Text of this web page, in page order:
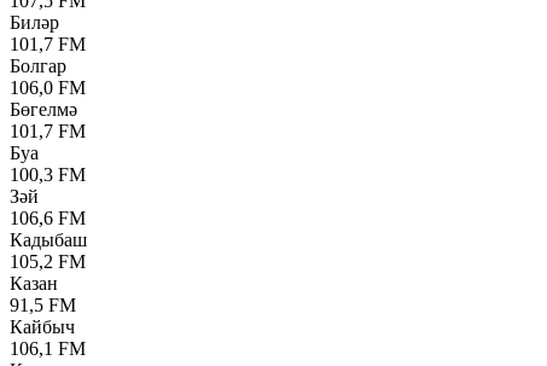
Биләр
101,7 FM
Болгар
106,0 FM
Бөгелмә
101,7 FM
Буа
100,3 FM
Зәй
106,6 FM
Кадыбаш
105,2 FM
Казан
91,5 FM
Кайбыч
106,1 FM